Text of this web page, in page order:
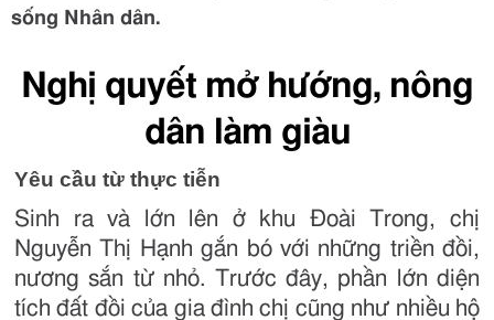
sống Nhân dân.
Nghị quyết mở hướng, nông
dân làm giàu
Yêu cầu từ thực tiễn
Sinh ra và lớn lên ở khu Đoài Trong, chị
Nguyễn Thị Hạnh gắn bó với những triền đồi,
nương sắn từ nhỏ. Trước đây, phần lớn diện
tích đất đồi của gia đình chị cũng như nhiều hộ